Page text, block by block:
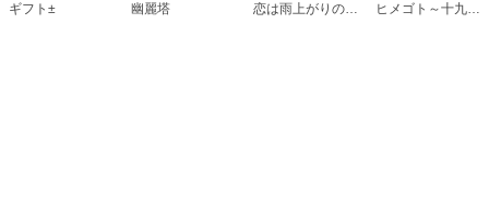
ギフト± 幽麗塔 恋は雨上がりのように ヒメゴト～十九歳の制服～